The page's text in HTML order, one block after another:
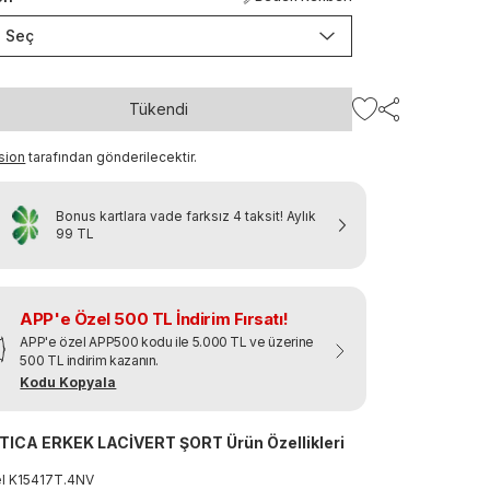
Seç
Tükendi
tarafından gönderilecektir.
Bonus kartlara vade farksız 4 taksit! Aylık
99 TL
APP'e Özel 500 TL İndirim Fırsatı!
APP'e özel APP500 kodu ile 5.000 TL ve üzerine
500 TL indirim kazanın.
Kodu Kopyala
ERKEK LACİVERT ŞORT Ürün Özellikleri
K15417T.4NV